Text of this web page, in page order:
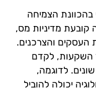
הצמיחה
מדיניות מס,
העסקים והצרכנים.
השקעות, לקדם
לדוגמה,
יכולה להוביל